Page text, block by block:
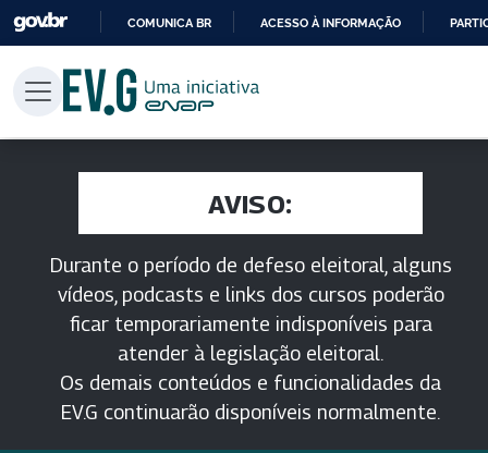
PARA
CONTEÚDO
COMUNICA BR ACESSO À INFORMAÇÃO
AVISO:
Durante o período de defeso eleitoral, alguns
vídeos, podcasts e links dos cursos poderão
ficar temporariamente indisponíveis para
atender à legislação eleitoral.
Os demais conteúdos e funcionalidades da
EV.G continuarão disponíveis normalmente.